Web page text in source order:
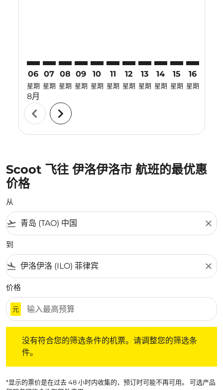
06
星期
8月
07
星期
08
星期
09
星期
10
星期
11
星期
12
星期
13
星期
14
星期
15
星期
16
星期
chevron_left chevron_right
Scoot 飞往 伊洛伊洛市 航班的最优惠
价格
从
flight_takeoff close
到
flight_land close
价格
元
没有符合您的筛选条件的机票。请调整您的筛选条
件。
*显示的票价是在过去 48 小时内收集的，预订时可能不再可用。 可选产品